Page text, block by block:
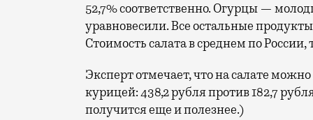
52,7% соответственно. Огурцы —
уравновесили. Все остальные
Стоимость салата в среднем по
Эксперт отмечает, что на салате
курицей: 438,2 рубля против 182,7
получится еще и полезнее.)